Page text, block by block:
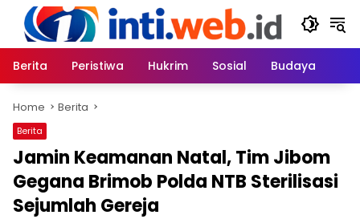
content
Berita
Peristiwa Hukrim Sosial Budaya
Home Berita
Berita
Jamin Keamanan Natal, Tim Jibom
Gegana Brimob Polda NTB Sterilisasi
Sejumlah Gereja